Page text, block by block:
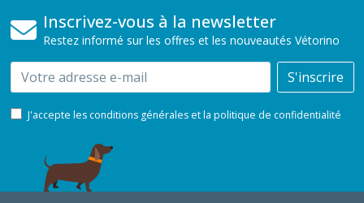
Inscrivez-vous à la newsletter
Restez informé sur les offres et les nouveautés Vétorino
Email S'inscrire
J'accepte les conditions générales et la politique de confidentialité